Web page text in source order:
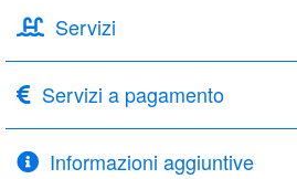
Servizi
Servizi a pagamento
Informazioni aggiuntive